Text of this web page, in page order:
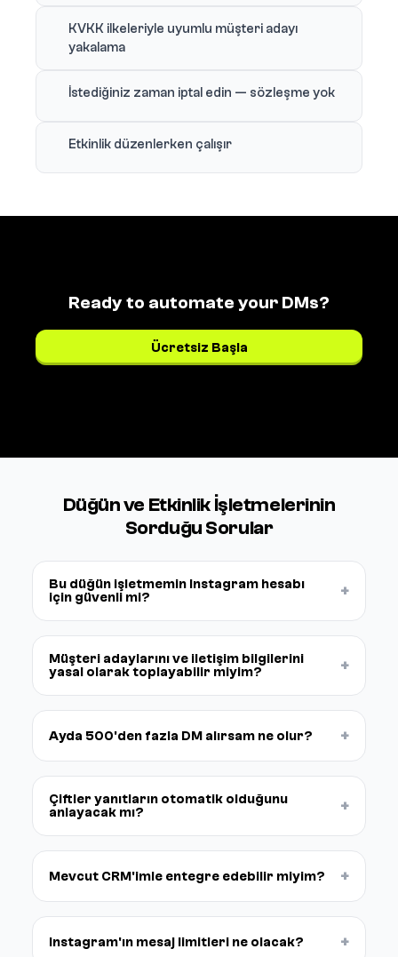
KVKK ilkeleriyle uyumlu müşteri adayı
yakalama
İstediğiniz zaman iptal edin — sözleşme yok
Etkinlik düzenlerken çalışır
Ready to automate your DMs?
Ücretsiz Başla
Düğün ve Etkinlik İşletmelerinin
Sorduğu Sorular
Bu düğün işletmemin Instagram hesabı
için güvenli mi?
+
Müşteri adaylarını ve iletişim bilgilerini
yasal olarak toplayabilir miyim?
+
Ayda 500'den fazla DM alırsam ne olur? +
Çiftler yanıtların otomatik olduğunu
anlayacak mı?
+
Mevcut CRM'imle entegre edebilir miyim? +
Instagram'ın mesaj limitleri ne olacak? +